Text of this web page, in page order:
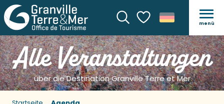
SucheVoir les favoris
menü
Alle Veranstaltungen
über die Destination Granville Terre et Mer